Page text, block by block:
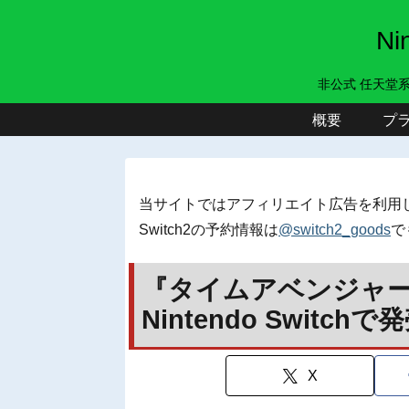
非公式 任天堂
概要 プ
当サイトではアフィリエイト広告を利用
Switch2の予約情報は@switch2_goodsで
『タイムアベンジャ
Nintendo Switchで発
X